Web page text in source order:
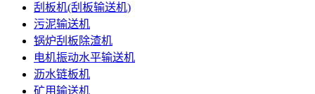
刮板机(刮板输送机)
污泥输送机
锅炉刮板除渣机
电机振动水平输送机
沥水链板机
矿用输送机